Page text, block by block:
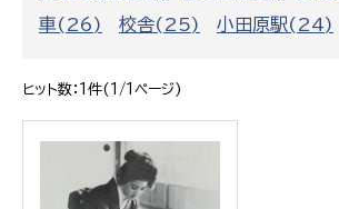
車(26)
校舎(25) 小田原駅(24)
ヒット数：1件(1/1ページ)